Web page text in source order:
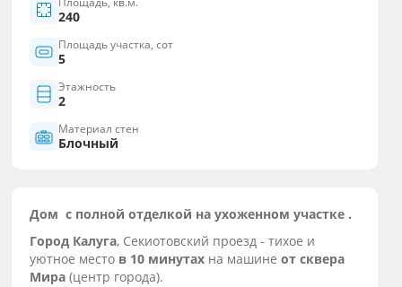
240
Площадь участка, сот
5
Этажность
2
Материал стен
Блочный
Дом с полной отделкой на ухоженном участке .
Город Калуга, Секиотовский проезд - тихое и
уютное место в 10 минутах на машинеот сквера
Мира(центр города).